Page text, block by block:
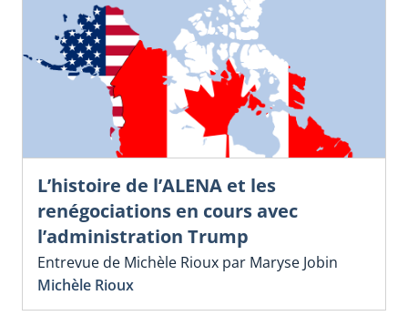
L’histoire de l’ALENA et les
renégociations en cours avec
l’administration Trump
Entrevue de Michèle Rioux par Maryse Jobin
Michèle Rioux